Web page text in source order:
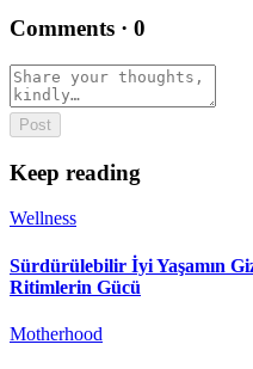
Comments · 0
Post
Keep reading
Wellness
Sürdürülebilir İyi Yaşamın
Ritimlerin Gücü
Motherhood